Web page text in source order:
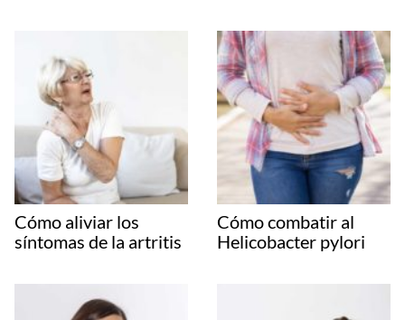
Cómo aliviar los
síntomas de la artritis
Cómo combatir al
Helicobacter pylori